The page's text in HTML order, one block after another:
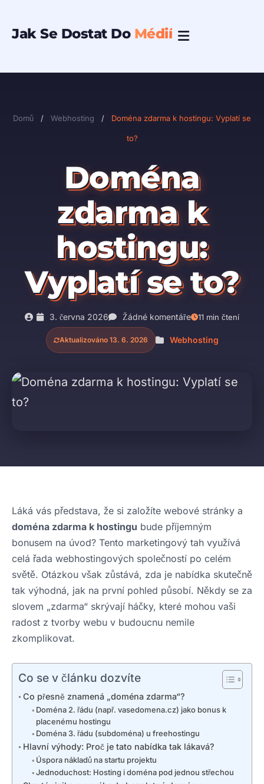
naJak Se Dostat Do Médií
Domů / Webhosting / Doména zdarma k hostingu: Vyplatí se
to?
Doména
zdarma k
hostingu:
Vyplatí se to?
3. června 2026 Žádné komentáře 11 min čtení
Aktualizováno 13. 6. 2026 Webhosting
Láká vás představa, že si založíte webové stránky a
doména zdarma k hostingu bude příjemným
bonusem na úvod? Tento marketingový tah využívá
celá řada webhostingových společností po celém
světě. Otázkou však zůstává, zda je nabídka skutečně
tak výhodná, jak na první pohled působí. Někdy se za
slovem „zdarma“ skrývají háčky, které mohou vaši
radost z tvorby webu v budoucnu nemile
zkomplikovat.
Co se v článku dozvíte
Co přesně znamená „doména zdarma“?
Doména 2. řádu (např. vasedomena.cz) jako bonus k
placenému hostingu
Doména 3. řádu (subdoména) u freehostingu
Hlavní výhody: Proč je tato nabídka tak lákavá?
Úspora nákladů na startu projektu
Jednoduchost: Hosting i doména pod jednou střechou